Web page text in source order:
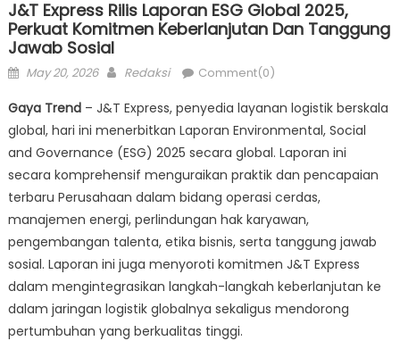
J&T Express Rilis Laporan ESG Global 2025,
Perkuat Komitmen Keberlanjutan Dan Tanggung
Jawab Sosial
Posted
May 20, 2026 Author
Redaksi Comment(0)
Gaya Trend– J&T Express, penyedia layanan logistik berskala
global, hari ini menerbitkan Laporan Environmental, Social
and Governance (ESG) 2025 secara global. Laporan ini
secara komprehensif menguraikan praktik dan pencapaian
terbaru Perusahaan dalam bidang operasi cerdas,
manajemen energi, perlindungan hak karyawan,
pengembangan talenta, etika bisnis, serta tanggung jawab
sosial. Laporan ini juga menyoroti komitmen J&T Express
dalam mengintegrasikan langkah-langkah keberlanjutan ke
dalam jaringan logistik globalnya sekaligus mendorong
pertumbuhan yang berkualitas tinggi.